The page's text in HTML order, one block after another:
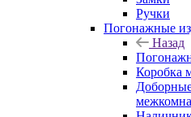
Ручки
Погонажные
Назад
Коробка